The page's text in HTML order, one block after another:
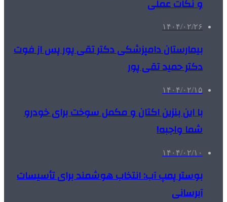
و نکات عملی
۱۴۰۴/۰۲/۲۶
بیمارستان دامپزشکی دکتر تقی پور پس از فوت
دکتر حمید تقی پور
۱۴۰۴/۰۲/۱۵
با این بنزین اکتان و مکمل سوخت برای خودرو
شما واجبه!
۱۴۰۴/۰۲/۱۰
بوستر پمپ آب: انتخاب هوشمند برای تأسیسات
آبرسانی